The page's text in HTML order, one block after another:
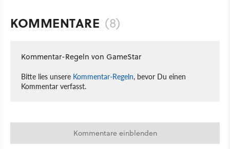
KOMMENTARE (8)
Kommentar-Regeln von GameStar
Bitte lies unsere Kommentar-Regeln, bevor Du einen
Kommentar verfasst.
Kommentare einblenden